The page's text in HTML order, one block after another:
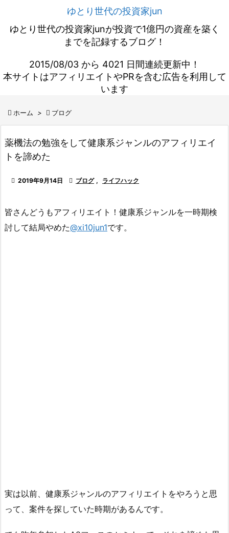
ゆとり世代の投資家jun
ゆとり世代の投資家junが投資で1億円の資産を築く
までを記録するブログ！
2015/08/03 から 4021 日間連続更新中！
本サイトはアフィリエイトやPRを含む広告を利用して
います
 ホーム >  ブログ
薬機法の勉強をして健康系ジャンルのアフィリエイ
トを諦めた
 2019年9月14日  ブログ , ライフハック
皆さんどうもアフィリエイト！健康系ジャンルを一時期検
討して結局やめた@xi10jun1です。
実は以前、健康系ジャンルのアフィリエイトをやろうと思
って、案件を探していた時期があるんです。